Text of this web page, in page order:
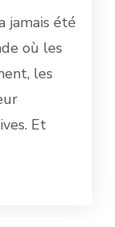
jamais été
où les
les
Et